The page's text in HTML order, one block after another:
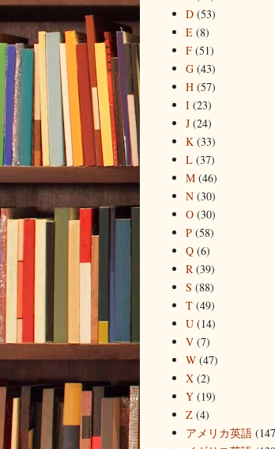
D (53)
E (8)
F (51)
G (43)
H (57)
I (23)
J (24)
K (33)
L (37)
M (46)
N (30)
O (30)
P (58)
Q (6)
R (39)
S (88)
T (49)
U (14)
V (7)
W (47)
X (2)
Y (19)
Z (4)
アメリカ英語